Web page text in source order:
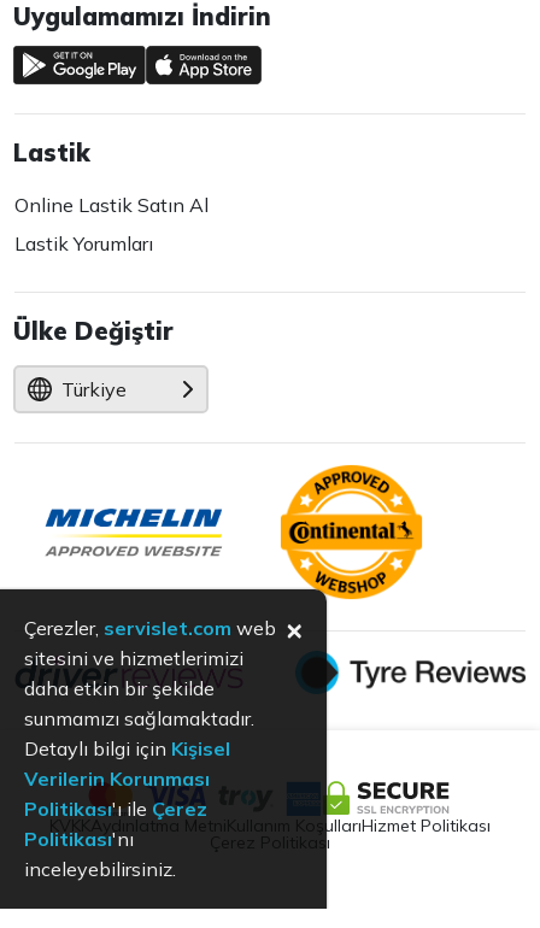
Uygulamamızı İndirin
Lastik
Online Lastik Satın Al
Lastik Yorumları
Ülke Değiştir
Türkiye
Aydınlatma Metni Kullanım KoşullarıHizmet Politikası
Çerez Politikası
Çerezler, servislet.com web
sitesini ve hizmetlerimizi
daha etkin bir şekilde
sunmamızı sağlamaktadır.
Detaylı bilgi için Kişisel
Verilerin Korunması
Politikası'ı ile Çerez
Politikası'nı
inceleyebilirsiniz.
×